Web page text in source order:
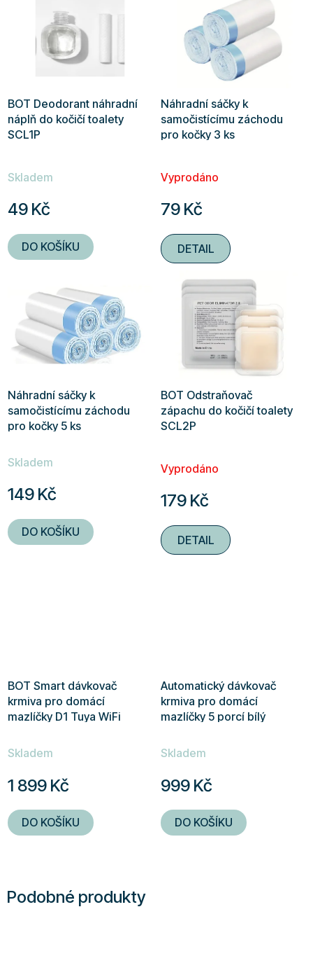
BOT Deodorant náhradní
náplň do kočičí toalety
SCL1P
Skladem
49 Kč
DO KOŠÍKU
Náhradní sáčky k
samočistícímu záchodu
pro kočky 3 ks
Vyprodáno
79 Kč
DETAIL
Náhradní sáčky k
samočistícímu záchodu
pro kočky 5 ks
hodnocení
produktu
je
5,0
z
Skladem
149 Kč
DO KOŠÍKU
BOT Odstraňovač
zápachu do kočičí toalety
SCL2P
Vyprodáno
179 Kč
DETAIL
BOT Smart dávkovač
krmiva pro domácí
mazlíčky D1 Tuya WiFi
hodnocení
je
5,0
z
Skladem
1 899 Kč
DO KOŠÍKU
Automatický dávkovač
krmiva pro domácí
mazlíčky 5 porcí bílý
hodnocení
je
4,5
z
Skladem
999 Kč
DO KOŠÍKU
Podobné produkty